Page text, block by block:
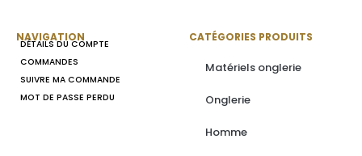
NAVIGATION
DÉTAILS DU COMPTE
COMMANDES
SUIVRE MA COMMANDE
MOT DE PASSE PERDU
CATÉGORIES PRODUITS
Matériels onglerie
Onglerie
Homme